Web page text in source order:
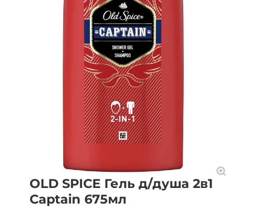
OLD SPICE Гель д/душа 2в1
Captain 675мл